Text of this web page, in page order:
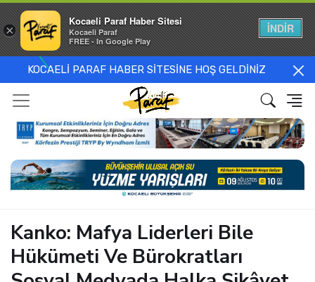
KOCAELİ PARAF HABER SİTESİNE HOŞ GELDİNİZ
Kanko: Mafya Liderleri Bile
Hükümeti Ve Bürokratları
×
Kocaeli Paraf Haber Sitesi
Kocaeli Paraf
FREE - In Google Play
İNDİR